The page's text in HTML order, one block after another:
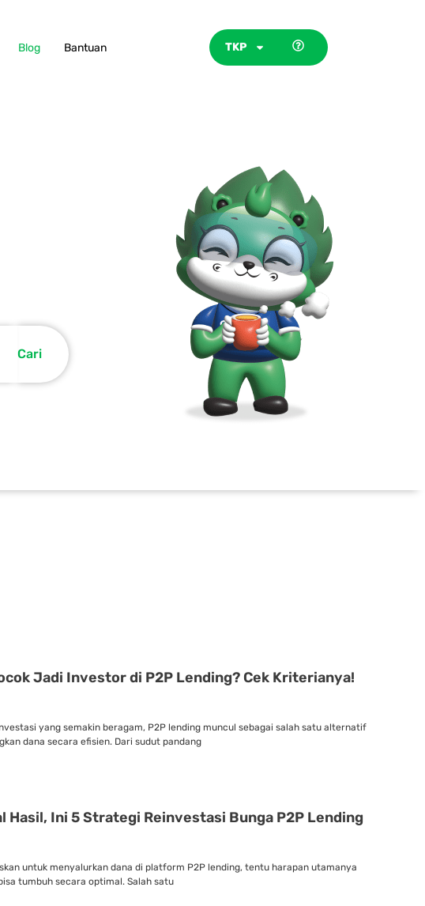
Blog Bantuan TKP
Cari
Jadi Investor di P2P Lending? Cek Kriterianya!
yang semakin beragam, P2P lending muncul sebagai salah satu alternatif
dana secara efisien. Dari sudut pandang
Hasil, Ini 5 Strategi Reinvestasi Bunga P2P Lending
untuk menyalurkan dana di platform P2P lending, tentu harapan utamanya
tumbuh secara optimal. Salah satu